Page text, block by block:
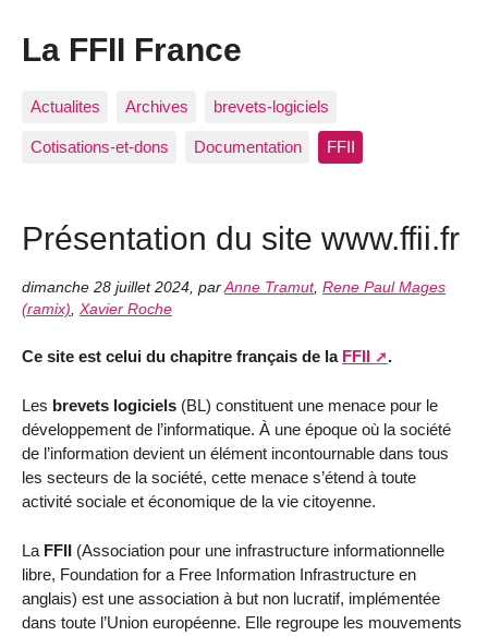
La FFII France
Actualites Archives brevets-logiciels
Cotisations-et-dons Documentation FFII
Présentation du site www.ffii.fr
dimanche 28 juillet 2024 par Anne Tramut, Rene Paul Mages
(ramix) Xavier Roche
Ce site est celui du chapitre français de la FFII .
Les brevets logiciels (BL) constituent une menace pour le
développement de l’informatique. À une époque où la société
de l’information devient un élément incontournable dans tous
les secteurs de la société, cette menace s’étend à toute
activité sociale et économique de la vie citoyenne.
La FFII (Association pour une infrastructure informationnelle
libre, Foundation for a Free Information Infrastructure en
anglais) est une association à but non lucratif, implémentée
dans toute l’Union européenne. Elle regroupe les mouvements